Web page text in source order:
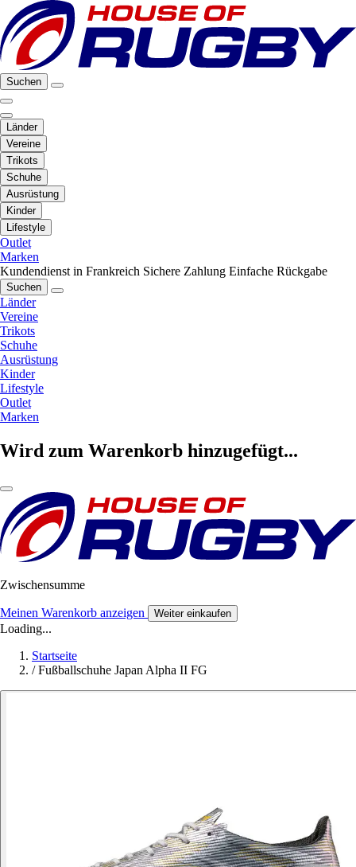
Suchen
Länder
Vereine
Trikots
Schuhe
Ausrüstung
Kinder
Lifestyle
Outlet
Marken
Kundendienst in Frankreich Sichere Zahlung Einfache Rückgabe
Suchen
Länder
Vereine
Trikots
Schuhe
Ausrüstung
Kinder
Lifestyle
Outlet
Marken
Wird zum Warenkorb hinzugefügt...
Zwischensumme
Meinen Warenkorb anzeigen Weiter einkaufen
Loading...
Startseite
/ Fußballschuhe Japan Alpha II FG